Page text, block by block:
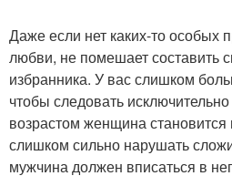
Даже если нет каких-то особых
любви, не помешает составить
избранника. У вас слишком
чтобы следовать
возрастом женщина становится
слишком сильно нарушать
мужчина должен вписаться в